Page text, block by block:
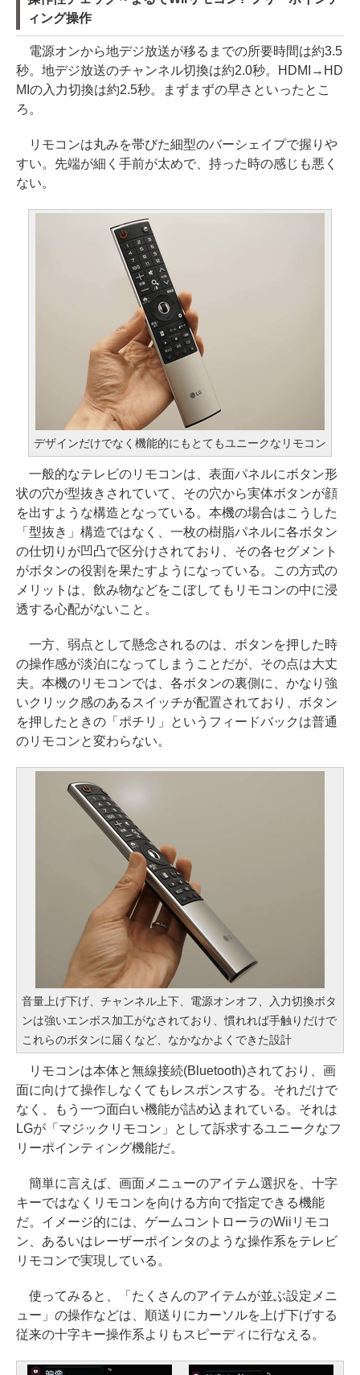
ィング操作
電源オンから地デジ放送が移るまでの所要時間は約3.5
秒。地デジ放送のチャンネル切換は約2.0秒。HDMI→HD
MIの入力切換は約2.5秒。まずまずの早さといったとこ
ろ。
リモコンは丸みを帯びた細型のバーシェイプで握りや
すい。先端が細く手前が太めで、持った時の感じも悪く
ない。
デザインだけでなく機能的にもとてもユニークなリモコン
一般的なテレビのリモコンは、表面パネルにボタン形
状の穴が型抜きされていて、その穴から実体ボタンが顔
を出すような構造となっている。本機の場合はこうした
「型抜き」構造ではなく、一枚の樹脂パネルに各ボタン
の仕切りが凹凸で区分けされており、その各セグメント
がボタンの役割を果たすようになっている。この方式の
メリットは、飲み物などをこぼしてもリモコンの中に浸
透する心配がないこと。
一方、弱点として懸念されるのは、ボタンを押した時
の操作感が淡泊になってしまうことだが、その点は大丈
夫。本機のリモコンでは、各ボタンの裏側に、かなり強
いクリック感のあるスイッチが配置されており、ボタン
を押したときの「ポチリ」というフィードバックは普通
のリモコンと変わらない。
音量上げ下げ、チャンネル上下、電源オンオフ、入力切換ボタ
ンは強いエンボス加工がなされており、慣れれば手触りだけで
これらのボタンに届くなど、なかなかよくできた設計
リモコンは本体と無線接続(Bluetooth)されており、画
面に向けて操作しなくてもレスポンスする。それだけで
なく、もう一つ面白い機能が詰め込まれている。それは
LGが「マジックリモコン」として訴求するユニークなフ
リーポインティング機能だ。
簡単に言えば、画面メニューのアイテム選択を、十字
キーではなくリモコンを向ける方向で指定できる機能
だ。イメージ的には、ゲームコントローラのWiiリモコ
ン、あるいはレーザーポインタのような操作系をテレビ
リモコンで実現している。
使ってみると、「たくさんのアイテムが並ぶ設定メニ
ュー」の操作などは、順送りにカーソルを上げ下げする
従来の十字キー操作系よりもスピーディに行なえる。